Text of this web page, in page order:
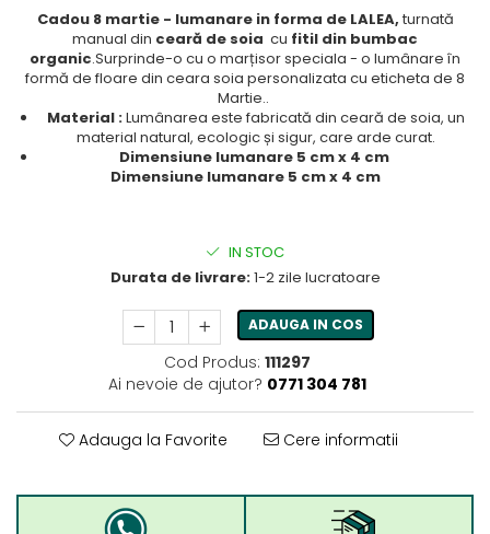
Cadou 8 martie - lumanare in forma de LALEA, turnată
manual din ceară de soia cu fitil din bumbac
organic.Surprinde-o cu o marțisor speciala - o lumânare în
formă de floare din ceara soia personalizata cu eticheta de 8
Martie..
Material :Lumânarea este fabricată din ceară de soia, un
material natural, ecologic și sigur, care arde curat.
Dimensiune lumanare 5 cm x 4 cm
Dimensiune lumanare 5 cm x 4 cm
IN STOC
Durata de livrare:1-2 zile lucratoare
ADAUGA IN COS
Cod Produs: 111297
Ai nevoie de ajutor? 0771 304 781
Adauga la Favorite Cere informatii